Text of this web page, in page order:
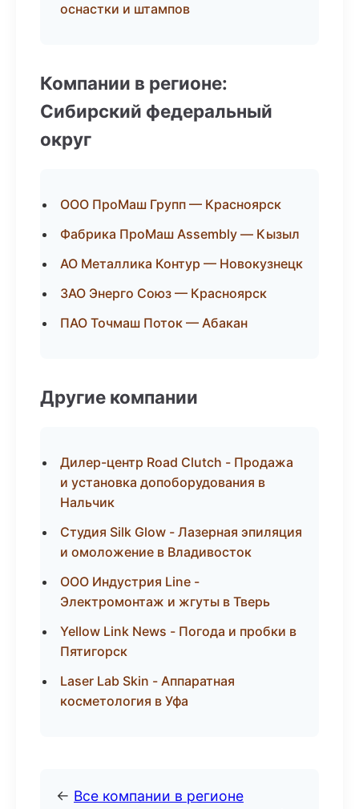
оснастки и штампов
Компании в регионе:
Сибирский федеральный
округ
ООО ПроМаш Групп — Красноярск
Фабрика ПроМаш Assembly — Кызыл
АО Металлика Контур — Новокузнецк
ЗАО Энерго Союз — Красноярск
ПАО Точмаш Поток — Абакан
Другие компании
Дилер-центр Road Clutch - Продажа
и установка допоборудования в
Нальчик
Студия Silk Glow - Лазерная эпиляция
и омоложение в Владивосток
ООО Индустрия Line -
Электромонтаж и жгуты в Тверь
Yellow Link News - Погода и пробки в
Пятигорск
Laser Lab Skin - Аппаратная
косметология в Уфа
← Все компании в регионе